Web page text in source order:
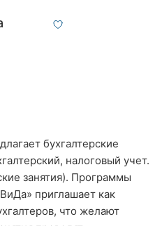
бухгалтерские
налоговый учет.
занятия). Программы
приглашает как
что желают